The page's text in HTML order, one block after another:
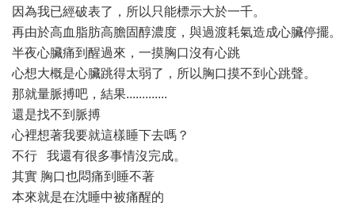
因為我已經破表了，所以只能標示大於一千。
再由於高血脂肪高膽固醇濃度，與過渡耗氣造成心臟停擺。
半夜心臟痛到醒過來，一摸胸口沒有心跳
心想大概是心臟跳得太弱了，所以胸口摸不到心跳聲。
那就量脈搏吧，結果.............
還是找不到脈搏
心裡想著我要就這樣睡下去嗎？
不行 我還有很多事情沒完成。
其實 胸口也悶痛到睡不著
本來就是在沈睡中被痛醒的